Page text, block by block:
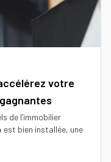
votre
de l’immobilier
est bien installée, une